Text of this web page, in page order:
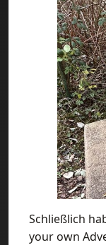
Schließlich
your own